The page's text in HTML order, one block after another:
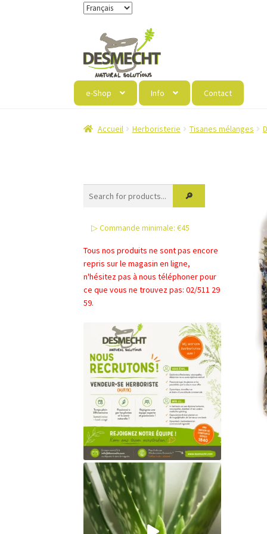
Aller
la
navigation
Aller
contenu
e-Shop Info Contact
Accueil Herboristerie Tisanes mélanges
▷ Commande minimale: €45
Tous nos produits ne sont pas encore
repris sur le magasin en ligne,
n'hésitez pas à nous téléphoner pour
ce que vous ne trouvez pas: 02/511 29
59.